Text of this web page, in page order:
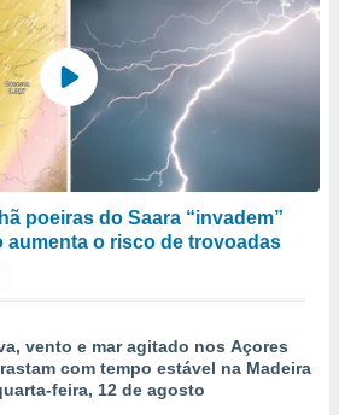
poeiras do Saara “invadem”
aumenta o risco de trovoadas
vento e mar agitado nos Açores
com tempo estável na Madeira
feira, 12 de agosto